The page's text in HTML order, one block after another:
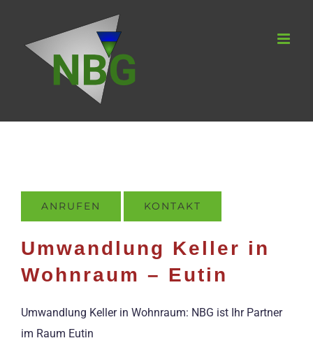
springen
ANRUFEN KONTAKT
Umwandlung Keller in
Wohnraum – Eutin
Umwandlung Keller in Wohnraum: NBG ist Ihr Partner
im Raum Eutin